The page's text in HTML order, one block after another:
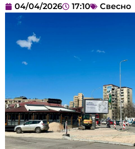
04/04/2026 17:10 Свесно